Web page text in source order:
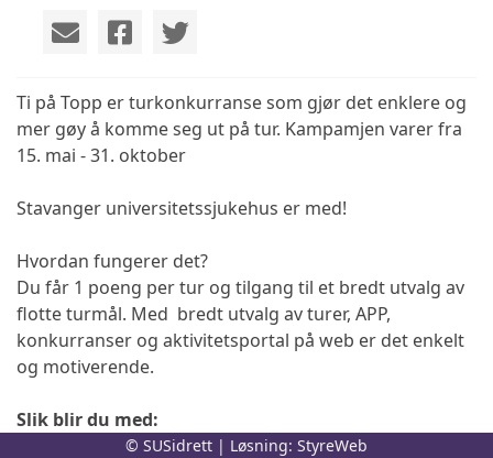
Ti på Topp er turkonkurranse som gjør det enklere og
mer gøy å komme seg ut på tur. Kampamjen varer fra
15. mai - 31. oktober
Stavanger universitetssjukehus er med!
Hvordan fungerer det?
Du får 1 poeng per tur og tilgang til et bredt utvalg av
flotte turmål. Med bredt utvalg av turer, APP,
konkurranser og aktivitetsportal på web er det enkelt
og motiverende.
Slik blir du med:
© SUSidrett | Løsning: StyreWeb